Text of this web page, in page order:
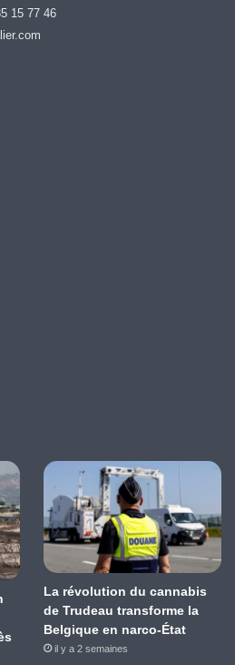
15 77 46
La révolution du cannabis
de Trudeau transforme la
Belgique en narco-État
il y a 2 semaines